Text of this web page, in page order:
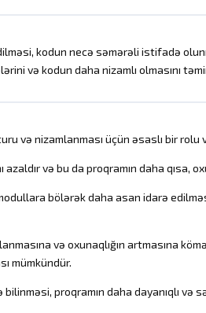
kodun necə səmərəli istifadə
və kodun daha nizamlı olmasını
və nizamlanması üçün əsaslı bir rolu
və bu da proqramın daha qısa,
bölərək daha asan idarə
və oxunaqlığın artmasına
mümkündür.
proqramın daha dayanıqlı və